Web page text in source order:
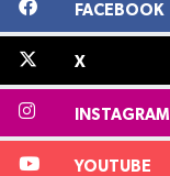
FACEBOOK
X
INSTAGRAM
YOUTUBE